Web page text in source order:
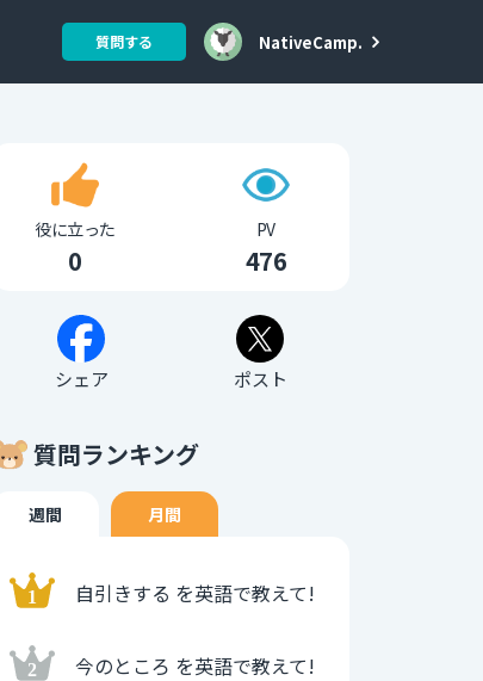
質問する NativeCamp.
役に立った
0
PV
476
シェア ポスト
質問ランキング
週間 月間
自引きする を英語で教えて!
今のところ を英語で教えて!